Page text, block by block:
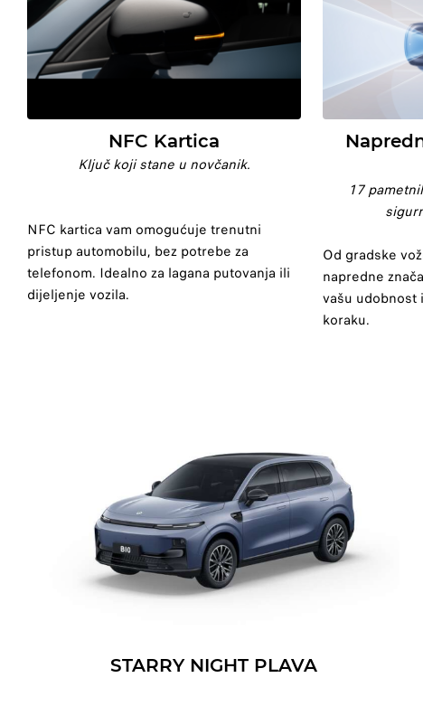
NFC Kartica
Ključ koji stane u novčanik.
NFC kartica vam omogućuje trenutni
pristup automobilu, bez potrebe za
telefonom. Idealno za lagana putovanja ili
dijeljenje vozila.
17
Od gradske
napredne
vašu udobnost
koraku.
STARRY NIGHT PLAVA